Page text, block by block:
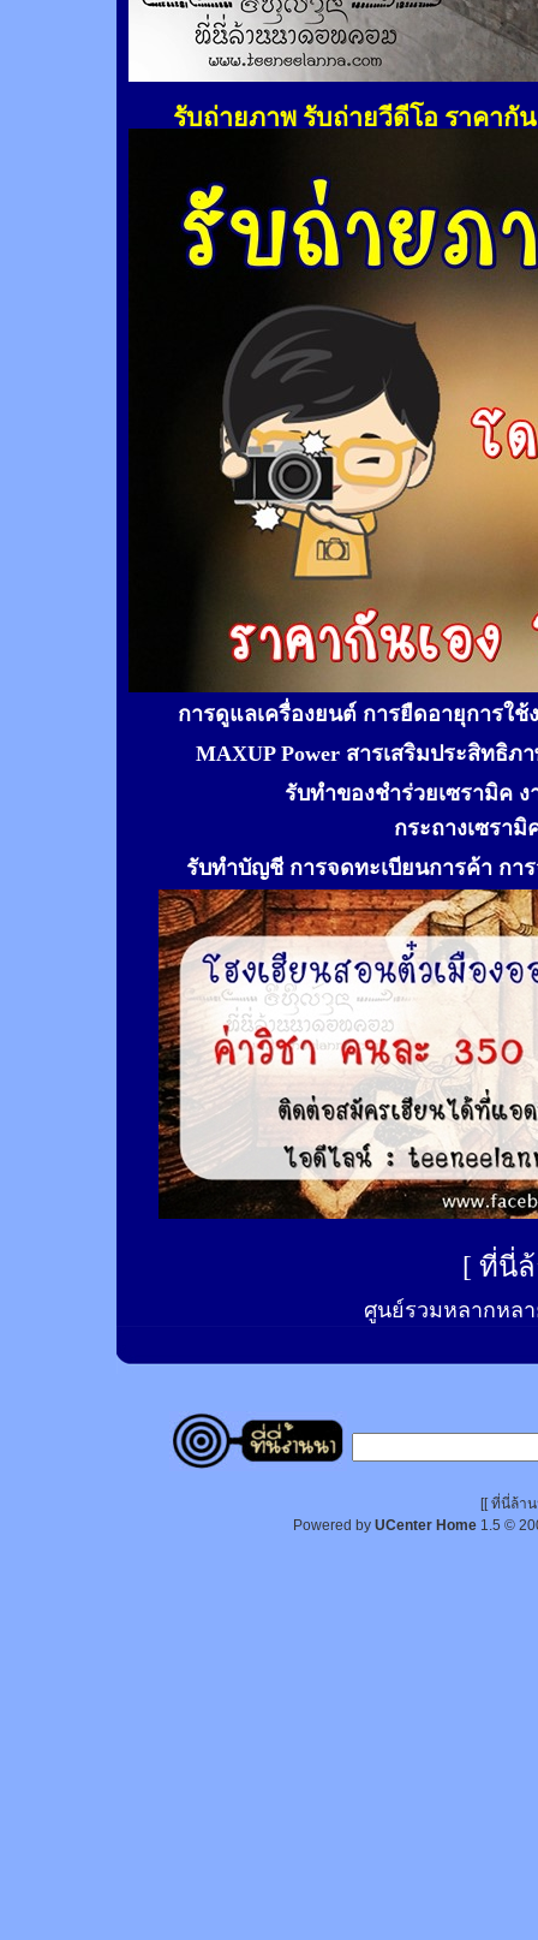
รับถ่ายภาพ รับถ่ายวีดีโอ ราคากั
การดูแลเครื่องยนต์ การยืดอายุการใ
MAXUP Power สารเสริมประสิทธิ
รับทำของชำร่วยเซรามิค
กระถางเซรา
รับทำบัญชี การจดทะเบียนการค้า กา
[ ที่นี่
ศูนย์รวมหลากหลา
[[ ที่นี่ล้า
Powered by UCenter Home 1.5 ©